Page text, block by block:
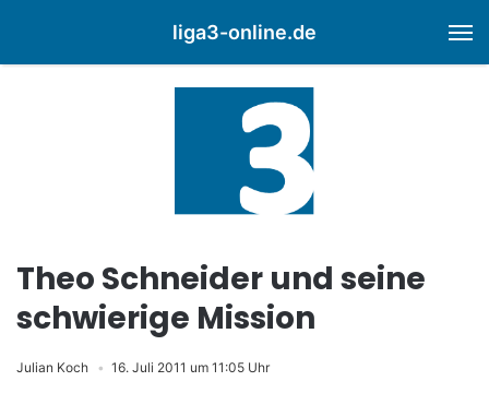
liga3-online.de
Theo Schneider und seine
schwierige Mission
Julian Koch 16. Juli 2011 um 11:05 Uhr